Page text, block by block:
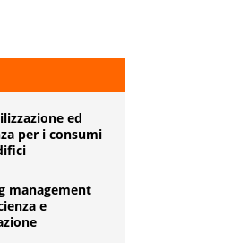
ed
per i consumi
management
e